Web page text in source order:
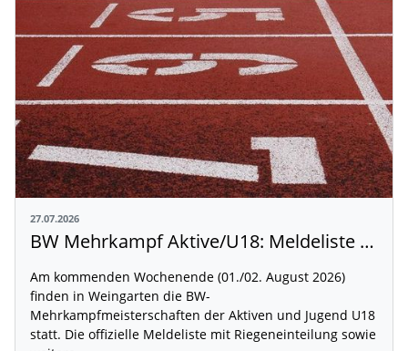
27.07.2026
BW Mehrkampf Aktive/U18: Meldeliste mit Riegeneinteilung und Rahmenzeitplan veröffentlicht
Am kommenden Wochenende (01./02. August 2026)
finden in Weingarten die BW-
Mehrkampfmeisterschaften der Aktiven und Jugend U18
statt. Die offizielle Meldeliste mit Riegeneinteilung sowie